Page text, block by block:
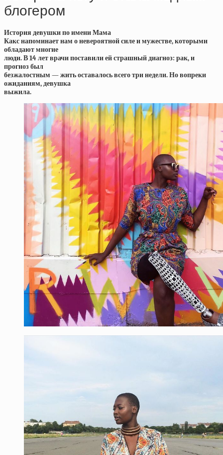
блогером
История девушки по имени Мама
Какс напоминает нам о невероятной силе и мужестве, которыми
обладают многие
люди. В 14 лет врачи поставили ей страшный диагноз: рак, и
прогноз был
безжалостным — жить оставалось всего три недели. Но вопреки
ожиданиям, девушка
выжила.